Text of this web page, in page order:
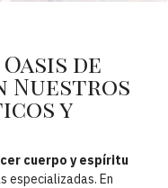
de
Nuestros
y
cuerpo y espíritu
especializadas. En